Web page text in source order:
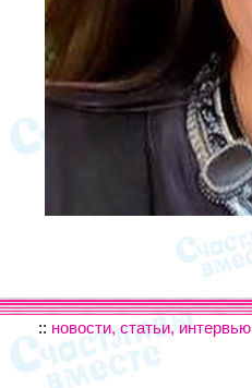
:: новости, статьи, интервью